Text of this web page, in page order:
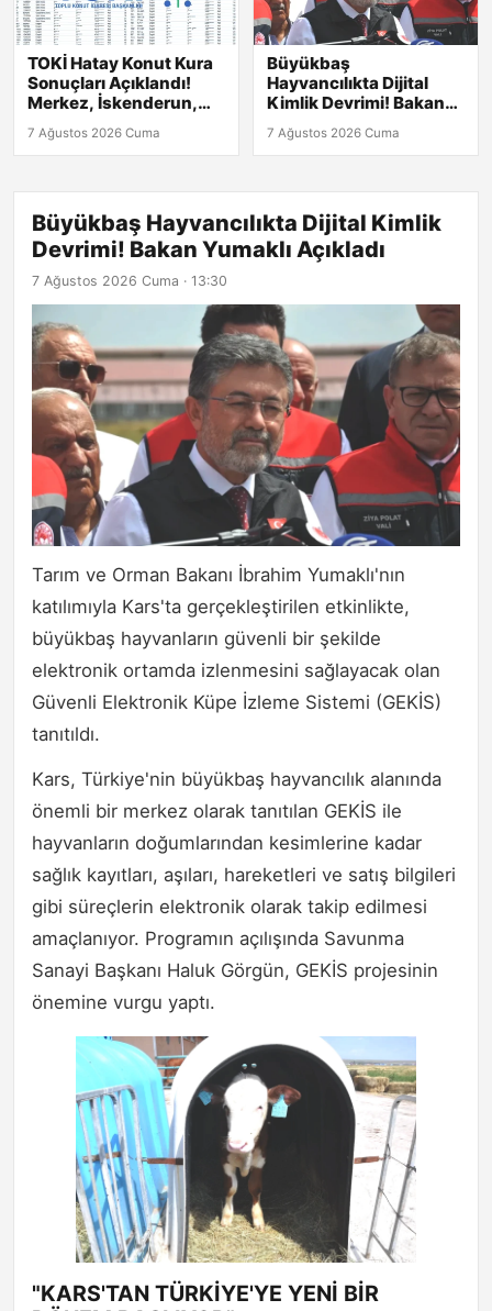
TOKİ Hatay Konut Kura
Sonuçları Açıklandı!
Merkez, İskenderun,
Kırıkhan ve Diğer
İlçelerdeki Listeler
7 Ağustos 2026 Cuma
Büyükbaş
Hayvancılıkta Dijital
Kimlik Devrimi! Bakan
Yumaklı Açıkladı
7 Ağustos 2026 Cuma
Büyükbaş Hayvancılıkta Dijital Kimlik
Devrimi! Bakan Yumaklı Açıkladı
7 Ağustos 2026 Cuma · 13:30
Tarım ve Orman Bakanı İbrahim Yumaklı'nın
katılımıyla Kars'ta gerçekleştirilen etkinlikte,
büyükbaş hayvanların güvenli bir şekilde
elektronik ortamda izlenmesini sağlayacak olan
Güvenli Elektronik Küpe İzleme Sistemi (GEKİS)
tanıtıldı.
Kars, Türkiye'nin büyükbaş hayvancılık alanında
önemli bir merkez olarak tanıtılan GEKİS ile
hayvanların doğumlarından kesimlerine kadar
sağlık kayıtları, aşıları, hareketleri ve satış bilgileri
gibi süreçlerin elektronik olarak takip edilmesi
amaçlanıyor. Programın açılışında Savunma
Sanayi Başkanı Haluk Görgün, GEKİS projesinin
önemine vurgu yaptı.
"KARS'TAN TÜRKİYE'YE YENİ BİR